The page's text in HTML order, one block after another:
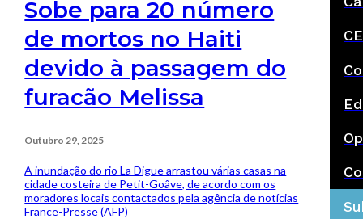
Sobe para 20 número
de mortos no Haiti
devido à passagem do
furacão Melissa
Outubro 29, 2025
A inundação do rio La Digue arrastou várias casas na
cidade costeira de Petit-Goâve, de acordo com os
moradores locais contactados pela agência de notícias
France-Presse (AFP)